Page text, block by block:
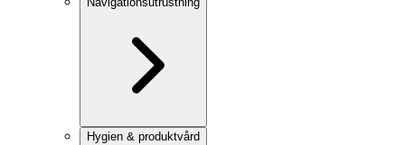
Hygien & produktvård